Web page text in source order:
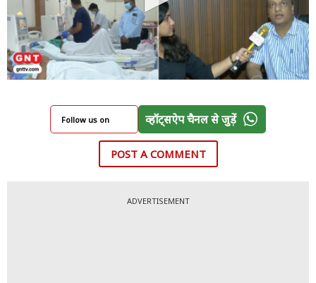
Follow us on व्हॉट्सऐप चैनल से जुड़ें
POST A COMMENT
ADVERTISEMENT